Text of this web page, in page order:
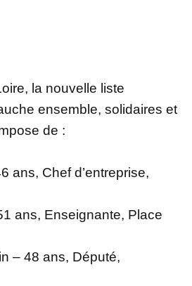
la nouvelle liste
ensemble, solidaires et
de :
ans, Chef d’entreprise,
ans, Enseignante, Place
– 48 ans, Député,